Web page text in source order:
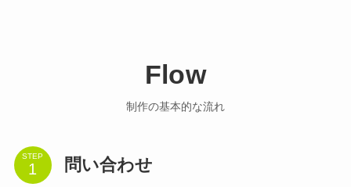
Flow
制作の基本的な流れ
STEP 問い合わせ